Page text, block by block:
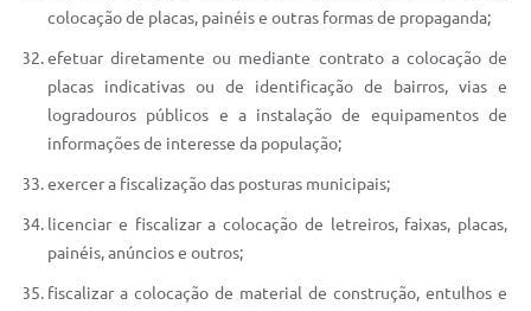
colocação de placas, painéis e outras formas de propaganda;
efetuar diretamente ou mediante contrato a colocação de
placas indicativas ou de identificação de bairros, vias e
logradouros públicos e a instalação de equipamentos de
informações de interesse da população;
exercer a fiscalização das posturas municipais;
licenciar e fiscalizar a colocação de letreiros, faixas, placas,
painéis, anúncios e outros;
fiscalizar a colocação de material de construção, entulhos e